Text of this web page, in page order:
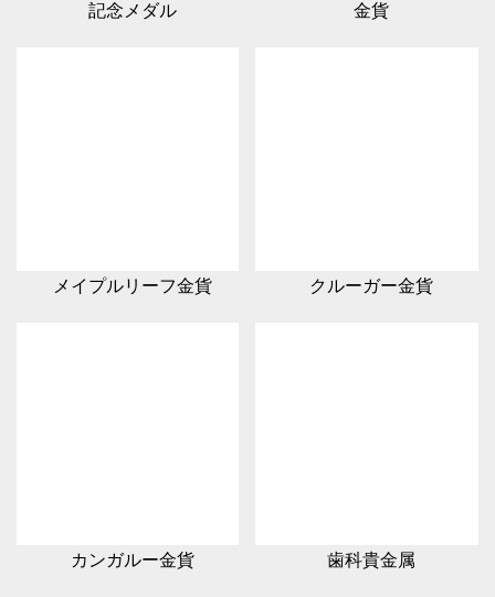
記念メダル 金貨
メイプルリーフ金貨 クルーガー金貨
カンガルー金貨 歯科貴金属